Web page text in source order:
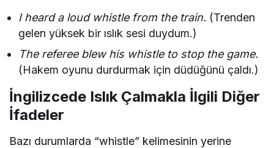
I heard a loud whistle from the train. (Trenden
gelen yüksek bir ıslık sesi duydum.)
The referee blew his whistle to stop the game.
(Hakem oyunu durdurmak için düdüğünü çaldı.)
İngilizcede Islık Çalmakla İlgili Diğer
İfadeler
Bazı durumlarda “whistle” kelimesinin yerine